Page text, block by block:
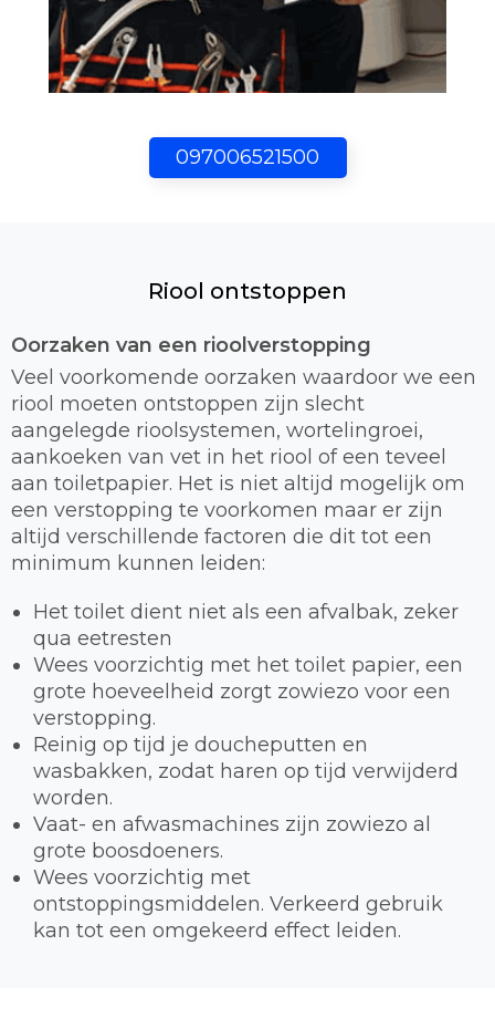
097006521500
Riool ontstoppen
Oorzaken van een rioolverstopping
Veel voorkomende oorzaken waardoor we een
riool moeten ontstoppen zijn slecht
aangelegde rioolsystemen, wortelingroei,
aankoeken van vet in het riool of een teveel
aan toiletpapier. Het is niet altijd mogelijk om
een verstopping te voorkomen maar er zijn
altijd verschillende factoren die dit tot een
minimum kunnen leiden:
Het toilet dient niet als een afvalbak, zeker
qua eetresten
Wees voorzichtig met het toilet papier, een
grote hoeveelheid zorgt zowiezo voor een
verstopping.
Reinig op tijd je doucheputten en
wasbakken, zodat haren op tijd verwijderd
worden.
Vaat- en afwasmachines zijn zowiezo al
grote boosdoeners.
Wees voorzichtig met
ontstoppingsmiddelen. Verkeerd gebruik
kan tot een omgekeerd effect leiden.